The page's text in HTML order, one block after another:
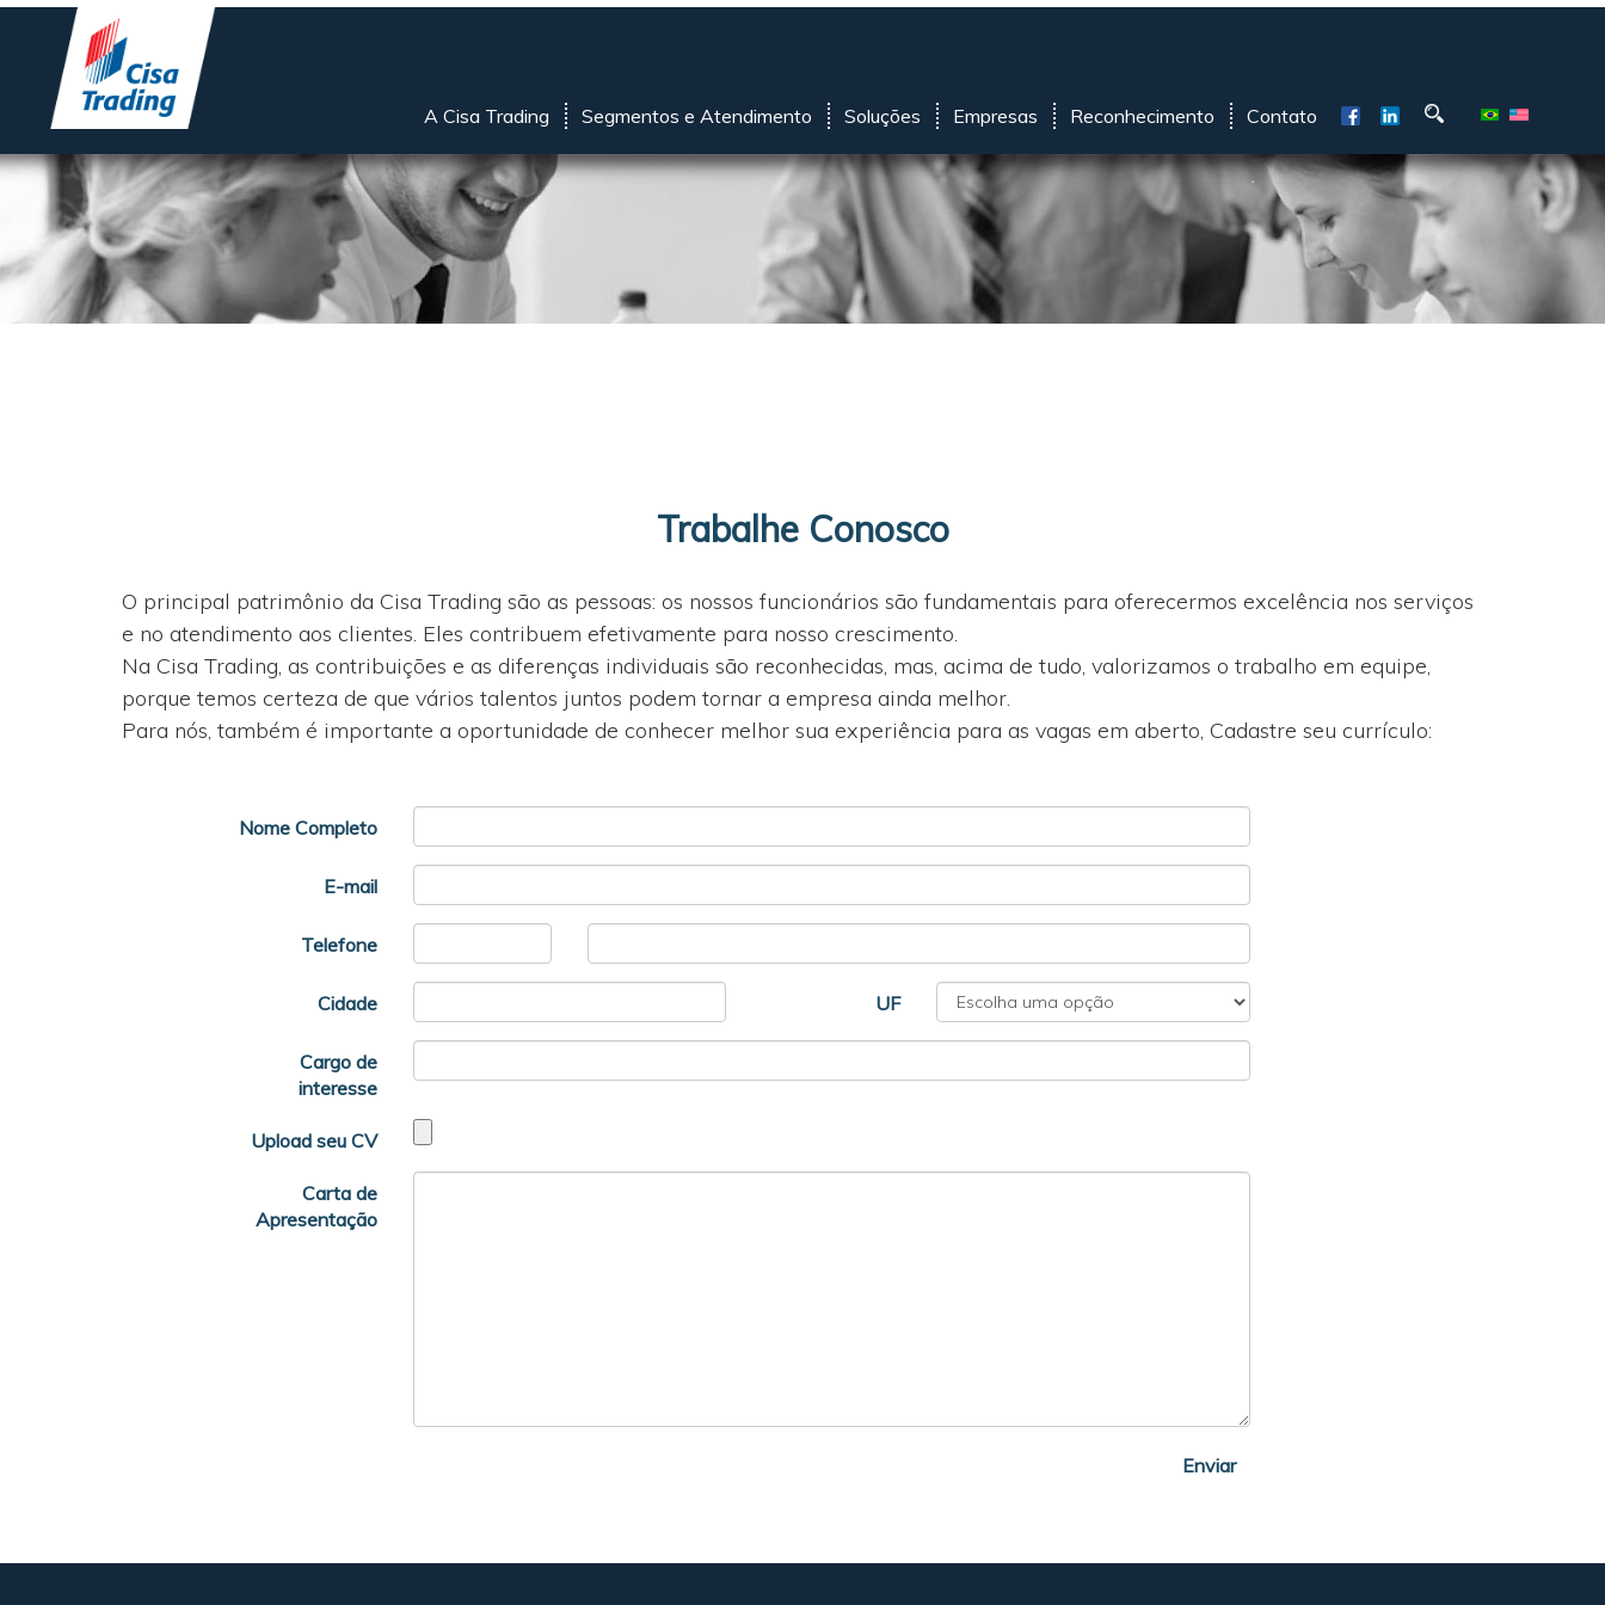
A Cisa Trading Segmentos e Atendimento Soluções Empresas Reconhecimento Contato
Trabalhe Conosco
O principal patrimônio da Cisa Trading são as pessoas: os nossos funcionários são fundamentais para oferecermos excelência nos serviços
e no atendimento aos clientes. Eles contribuem efetivamente para nosso crescimento.
Na Cisa Trading, as contribuições e as diferenças individuais são reconhecidas, mas, acima de tudo, valorizamos o trabalho em equipe,
porque temos certeza de que vários talentos juntos podem tornar a empresa ainda melhor.
Para nós, também é importante a oportunidade de conhecer melhor sua experiência para as vagas em aberto, Cadastre seu currículo:
Nome Completo
E-mail
Telefone
Cidade UF
Cargo de
interesse
Upload seu CV
Carta de
Apresentação
Enviar